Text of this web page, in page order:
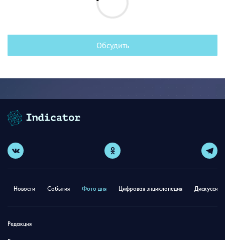
Обсудить
Новости События Фото дня Цифровая энциклопедия
Редакция